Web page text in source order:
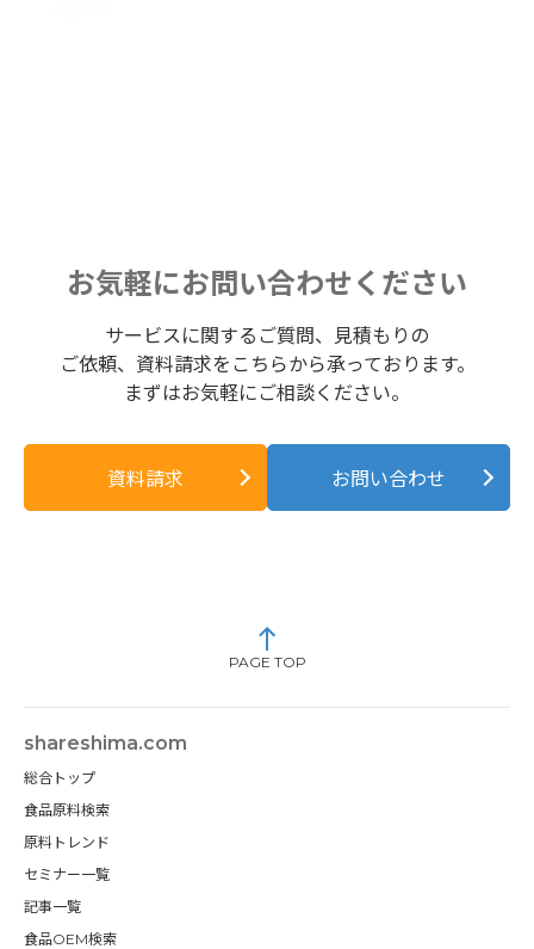
お気軽にお問い合わせください
サービスに関するご質問、見積もりの
ご依頼、資料請求をこちらから承っております。
まずはお気軽にご相談ください。
資料請求 お問い合わせ
PAGE TOP
shareshima.com
総合トップ
食品原料検索
原料トレンド
セミナー一覧
記事一覧
食品OEM検索